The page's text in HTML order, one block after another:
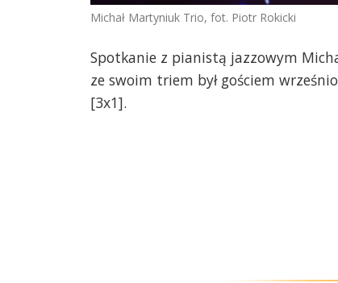
Michał Martyniuk Trio, fot. Piotr Rokicki
Spotkanie z pianistą jazzowym
ze swoim triem był gościem
[3x1].